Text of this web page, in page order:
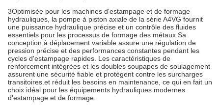
3Optimisée pour les machines d'estampage et de formage
hydrauliques, la pompe à piston axiale de la série A4VG fournit
une puissance hydraulique précise et un contrôle des fluides
essentiels pour les processus de formage des métaux.Sa
conception à déplacement variable assure une régulation de
pression précise et des performances constantes pendant les
cycles d'estampage rapides. Les caractéristiques de
renforcement intégrées et les doubles soupapes de soulagement
assurent une sécurité fiable et protègent contre les surcharges
transitoires.et réduit les besoins en maintenance, ce qui en fait un
choix idéal pour les équipements hydrauliques modernes
d'estampage et de formage.